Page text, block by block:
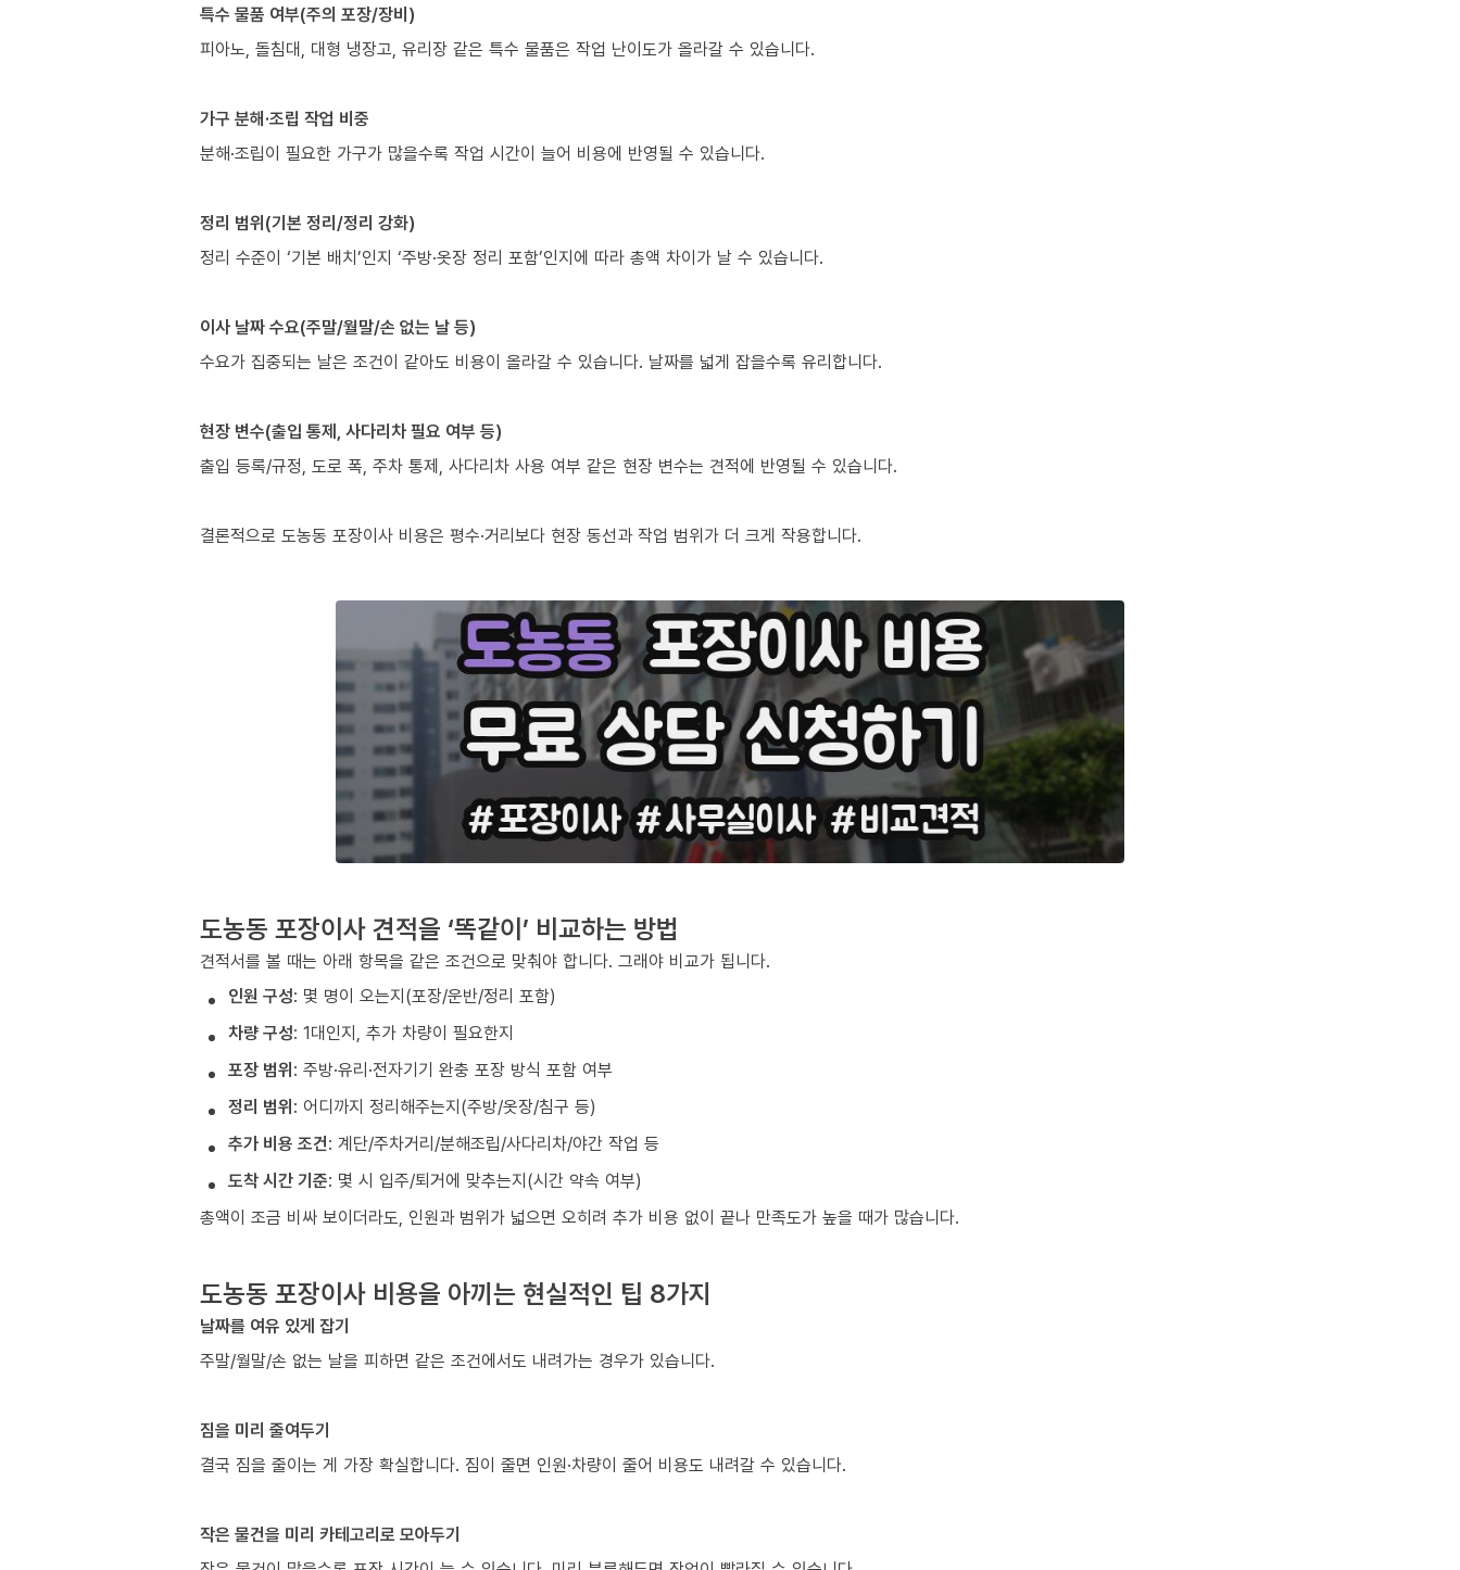
특수 물품 여부(주의 포장/장비)
피아노, 돌침대, 대형 냉장고, 유리장 같은 특수 물품은 작업 난이도가 올라갈 수 있습니다.
가구 분해·조립 작업 비중
분해·조립이 필요한 가구가 많을수록 작업 시간이 늘어 비용에 반영될 수 있습니다.
정리 범위(기본 정리/정리 강화)
정리 수준이 ‘기본 배치’인지 ‘주방·옷장 정리 포함’인지에 따라 총액 차이가 날 수 있습니다.
이사 날짜 수요(주말/월말/손 없는 날 등)
수요가 집중되는 날은 조건이 같아도 비용이 올라갈 수 있습니다. 날짜를 넓게 잡을수록 유리합니다.
현장 변수(출입 통제, 사다리차 필요 여부 등)
출입 등록/규정, 도로 폭, 주차 통제, 사다리차 사용 여부 같은 현장 변수는 견적에 반영될 수 있습니다.
결론적으로 도농동 포장이사 비용은 평수·거리보다 현장 동선과 작업 범위가 더 크게 작용합니다.
도농동 포장이사 견적을 ‘똑같이’ 비교하는 방법
견적서를 볼 때는 아래 항목을 같은 조건으로 맞춰야 합니다. 그래야 비교가 됩니다.
인원 구성: 몇 명이 오는지(포장/운반/정리 포함)
차량 구성: 1대인지, 추가 차량이 필요한지
포장 범위: 주방·유리·전자기기 완충 포장 방식 포함 여부
정리 범위: 어디까지 정리해주는지(주방/옷장/침구 등)
추가 비용 조건: 계단/주차거리/분해조립/사다리차/야간 작업 등
도착 시간 기준: 몇 시 입주/퇴거에 맞추는지(시간 약속 여부)
총액이 조금 비싸 보이더라도, 인원과 범위가 넓으면 오히려 추가 비용 없이 끝나 만족도가 높을 때가 많습니다.
도농동 포장이사 비용을 아끼는 현실적인 팁 8가지
날짜를 여유 있게 잡기
주말/월말/손 없는 날을 피하면 같은 조건에서도 내려가는 경우가 있습니다.
짐을 미리 줄여두기
결국 짐을 줄이는 게 가장 확실합니다. 짐이 줄면 인원·차량이 줄어 비용도 내려갈 수 있습니다.
작은 물건을 미리 카테고리로 모아두기